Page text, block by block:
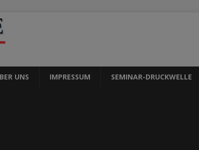
UNS IMPRESSUM SEMINAR-DRUCKWELLE